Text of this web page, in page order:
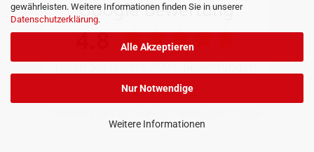
gewährleisten. Weitere Informationen finden Sie in unserer
Datenschutzerklärung.
Alle Akzeptieren
Nur Notwendige
Weitere Informationen